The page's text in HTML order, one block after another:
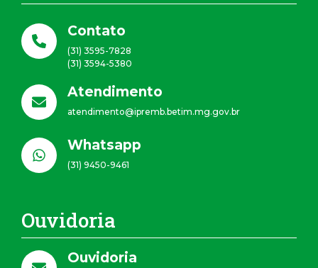
Contato
(31) 3595-7828
(31) 3594-5380
Atendimento
atendimento@ipremb.betim.mg.gov.br
Whatsapp
(31) 9450-9461
Ouvidoria
Ouvidoria